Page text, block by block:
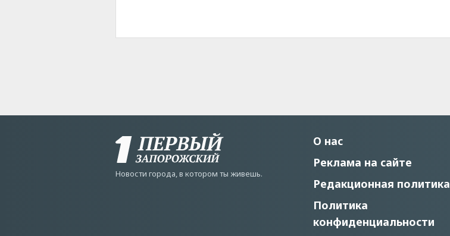
Новости города, в котором ты живешь.
О нас
Реклама на сайте
Редакционная политика
Политика
конфиденциальности